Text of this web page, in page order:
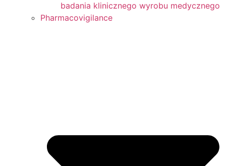
badania klinicznego wyrobu medycznego
Pharmacovigilance